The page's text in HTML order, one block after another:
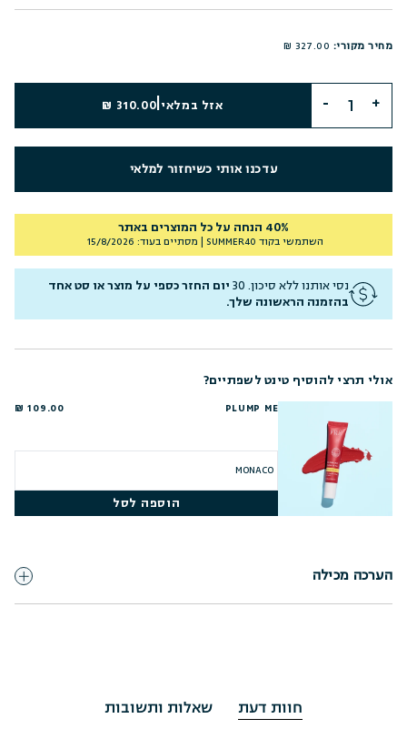
מחיר מקורי: 327.00 ₪
אזל במלאי 310.00 ₪
עדכנו אותי כשיחזור למלאי
40% הנחה על כל המוצרים באתר
השתמשי בקוד SUMMER40 | מסתיים בעוד: 15/8/2026
נסי אותנו ללא סיכון. 30
יום החזר כספי על מוצר או סט אחד
בהזמנה הראשונה שלך.
אולי תרצי להוסיף טינט לשפתיים?
PLUMP ME
109.00 ₪
הוספה לסל
הערכה מכילה
חוות דעת שאלות ותשובות